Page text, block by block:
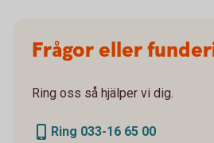
Frågor eller
Ring oss så hjälper vi dig.
Ring 033-16 65 00